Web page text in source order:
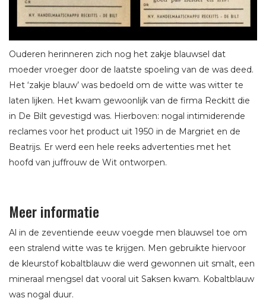
Ouderen herinneren zich nog het zakje blauwsel dat
moeder vroeger door de laatste spoeling van de was deed.
Het ‘zakje blauw’ was bedoeld om de witte was witter te
laten lijken. Het kwam gewoonlijk van de firma Reckitt die
in De Bilt gevestigd was. Hierboven: nogal intimiderende
reclames voor het product uit 1950 in de Margriet en de
Beatrijs. Er werd een hele reeks advertenties met het
hoofd van juffrouw de Wit ontworpen.
Meer informatie
Al in de zeventiende eeuw voegde men blauwsel toe om
een stralend witte was te krijgen. Men gebruikte hiervoor
de kleurstof kobaltblauw die werd gewonnen uit smalt, een
mineraal mengsel dat vooral uit Saksen kwam. Kobaltblauw
was nogal duur.